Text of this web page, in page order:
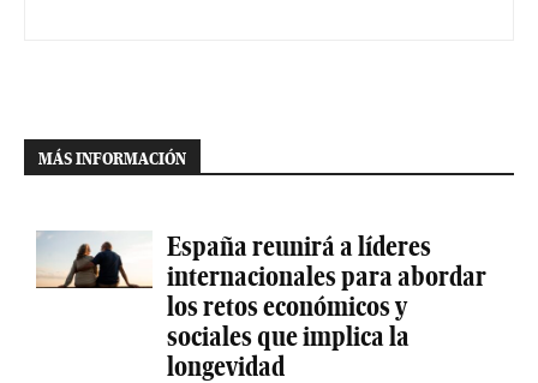
MÁS INFORMACIÓN
España reunirá a líderes
internacionales para abordar
los retos económicos y
sociales que implica la
longevidad